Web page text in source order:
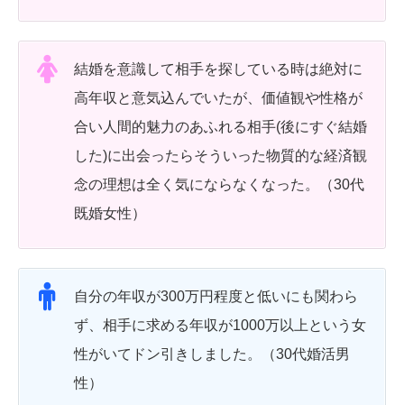
結婚を意識して相手を探している時は絶対に
高年収と意気込んでいたが、価値観や性格が
合い人間的魅力のあふれる相手(後にすぐ結婚
した)に出会ったらそういった物質的な経済観
念の理想は全く気にならなくなった。（30代
既婚女性）
自分の年収が300万円程度と低いにも関わら
ず、相手に求める年収が1000万以上という女
性がいてドン引きしました。（30代婚活男
性）